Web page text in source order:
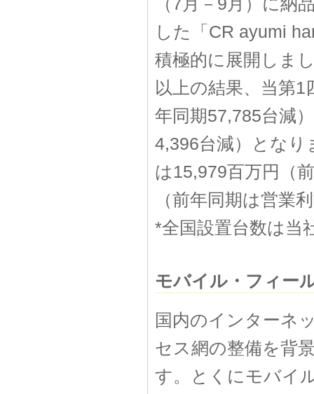
（7月－9月）に納
した「CR ayumi
積極的に展開しま
以上の結果、当第
年同期57,785台減
4,396台減）となり
は15,979百万円（
（前年同期は営業
*全国設置台数は当
モバイル・フィー
国内のインターネ
セス網の整備を背
す。とくにモバイ